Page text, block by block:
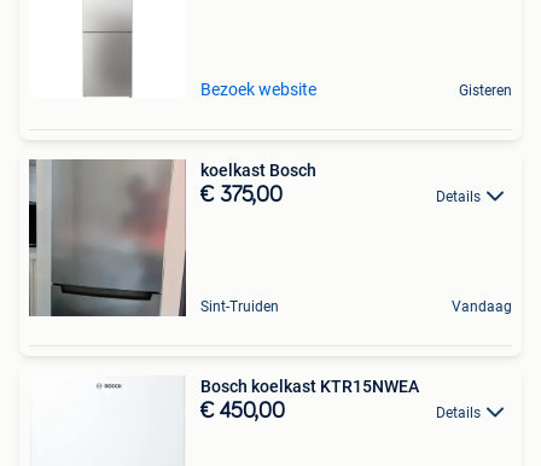
Bezoek website Gisteren
koelkast Bosch
€ 375,00 Details
Sint-Truiden Vandaag
Bosch koelkast KTR15NWEA
€ 450,00 Details